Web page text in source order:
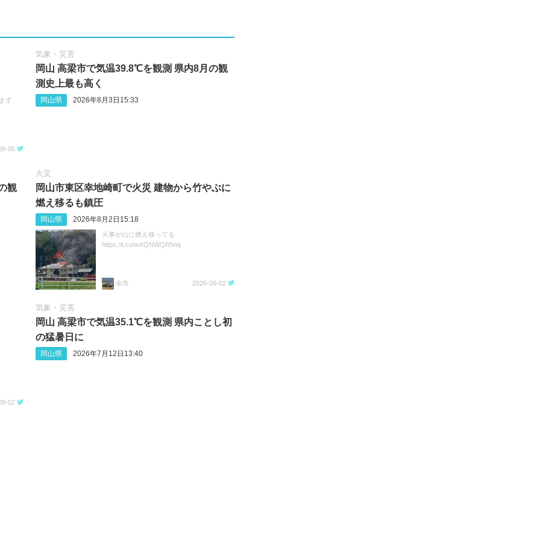
す
05
気象・災害
岡山 高梁市で気温39.8℃を観測 県内8月の観
測史上最も高く
岡山県 2026年8月3日15:33
観
火災
岡山市東区幸地崎町で火災 建物から竹やぶに
燃え移るも鎮圧
岡山県 2026年8月2日15:18
火事が山に燃え移ってる
https://t.co/wXQNWQRhmj
余市 2026-08-02
02
気象・災害
岡山 高梁市で気温35.1℃を観測 県内ことし初
の猛暑日に
岡山県 2026年7月12日13:40